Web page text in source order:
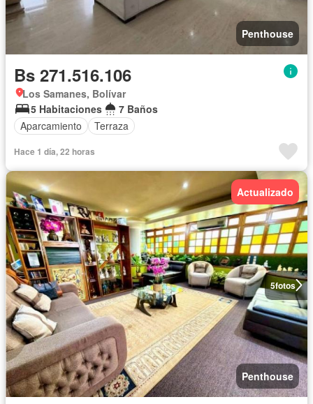
Penthouse
Bs 271.516.106
Los Samanes, Bolívar
5 Habitaciones
7 Baños
Aparcamiento
Terraza
Hace 1 día, 22 horas
5fotos
Actualizado
Penthouse